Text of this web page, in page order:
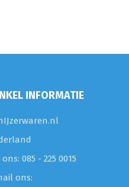
INFORMATIE
085 - 225 0015
ons: